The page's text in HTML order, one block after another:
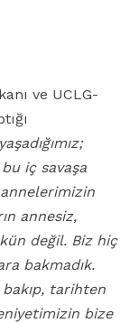
ve UCLG-
bu iç savaşa
annesiz,
değil. Biz hiç
bakmadık.
tarihten
bize